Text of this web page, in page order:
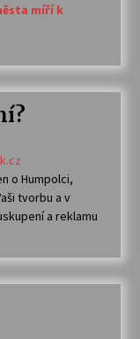
míří k
o Humpolci,
tvorbu a v
a reklamu